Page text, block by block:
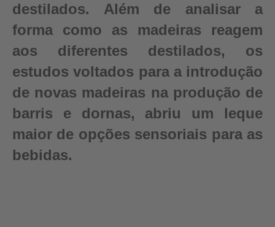
destilados. Além de analisar a
forma como as madeiras reagem
aos diferentes destilados, os
estudos voltados para a introdução
de novas madeiras na produção de
barris e dornas, abriu um leque
maior de opções sensoriais para as
bebidas.